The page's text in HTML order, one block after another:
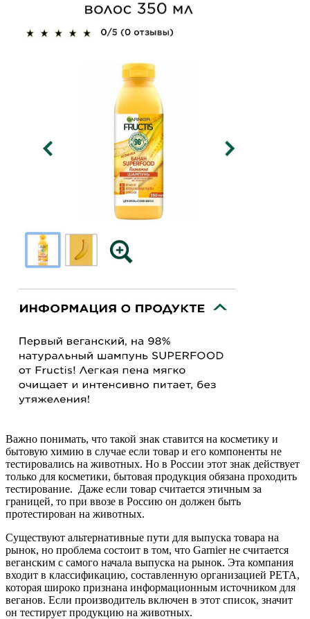
Важно понимать, что такой знак ставится на косметику и
бытовую химию в случае если товар и его компоненты не
тестировались на животных. Но в России этот знак действует
только для косметики, бытовая продукция обязана проходить
тестирование. Даже если товар считается этичным за
границей, то при ввозе в Россию он должен быть
протестирован на животных.
Существуют альтернативные пути для выпуска товара на
рынок, но проблема состоит в том, что Garnier не считается
веганским с самого начала выпуска на рынок. Эта компания
входит в классификацию, составленную организацией PETA,
которая широко признана информационным источником для
веганов. Если производитель включен в этот список, значит
он тестирует продукцию на животных.